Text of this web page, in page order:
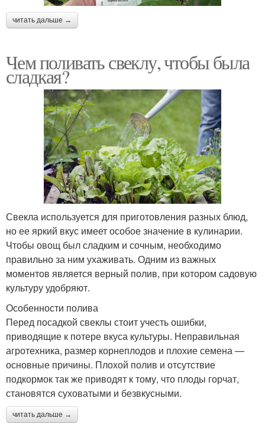
читать дальше →
Чем поливать свеклу, чтобы была
сладкая?
Свекла используется для приготовления разных блюд,
но ее яркий вкус имеет особое значение в кулинарии.
Чтобы овощ был сладким и сочным, необходимо
правильно за ним ухаживать. Одним из важных
моментов является верный полив, при котором садовую
культуру удобряют.
Особенности полива
Перед посадкой свеклы стоит учесть ошибки,
приводящие к потере вкуса культуры. Неправильная
агротехника, размер корнеплодов и плохие семена —
основные причины. Плохой полив и отсутствие
подкормок так же приводят к тому, что плоды горчат,
становятся суховатыми и безвкусными.
читать дальше →